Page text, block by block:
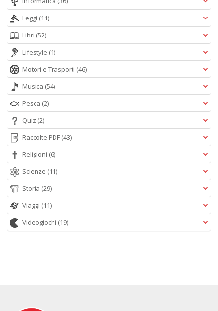
Leggi (11)
Libri (52)
Lifestyle (1)
Motori e Trasporti (46)
Musica (54)
Pesca (2)
Quiz (2)
Raccolte PDF (43)
Religioni (6)
Scienze (11)
Storia (29)
Viaggi (11)
Videogiochi (19)